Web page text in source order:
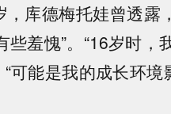
，库德梅托娃曾透露
些羞愧”。“16岁时
可能是我的成长环